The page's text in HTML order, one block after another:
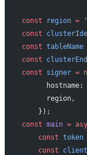
const region =
const
const tableName
const
const signer =
hostname:
      region,
    });
const main =
    const
token
    const
client